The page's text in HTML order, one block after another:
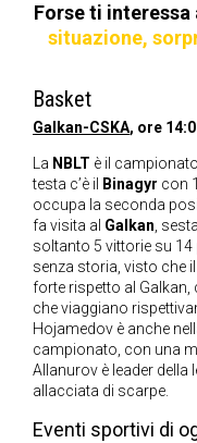
Forse ti interessa
situazione,
Basket
Galkan-CSKA, ore
La NBLT è il
testa c’è il
Binagyr con
occupa la seconda
fa visita al Galkan,
soltanto 5 vittorie su 14
senza storia, visto che
forte rispetto al Galkan,
che viaggiano
Hojamedov è anche
campionato, con una
Allanurov è leader della
allacciata di scarpe.
Eventi sportivi di